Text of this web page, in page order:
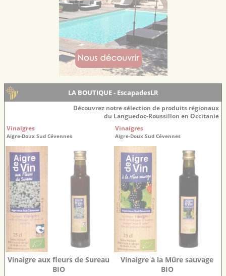
LA BOUTIQUE - EscapadesLR
Découvrez notre sélection de produits régionaux
du Languedoc-Roussillon en Occitanie
Vinaigres
Aigre-Doux Sud Cévennes
Vinaigre aux fleurs de Sureau
BIO
Vinaigres
Aigre-Doux Sud Cévennes
Vinaigre à la Mûre sauvage
BIO